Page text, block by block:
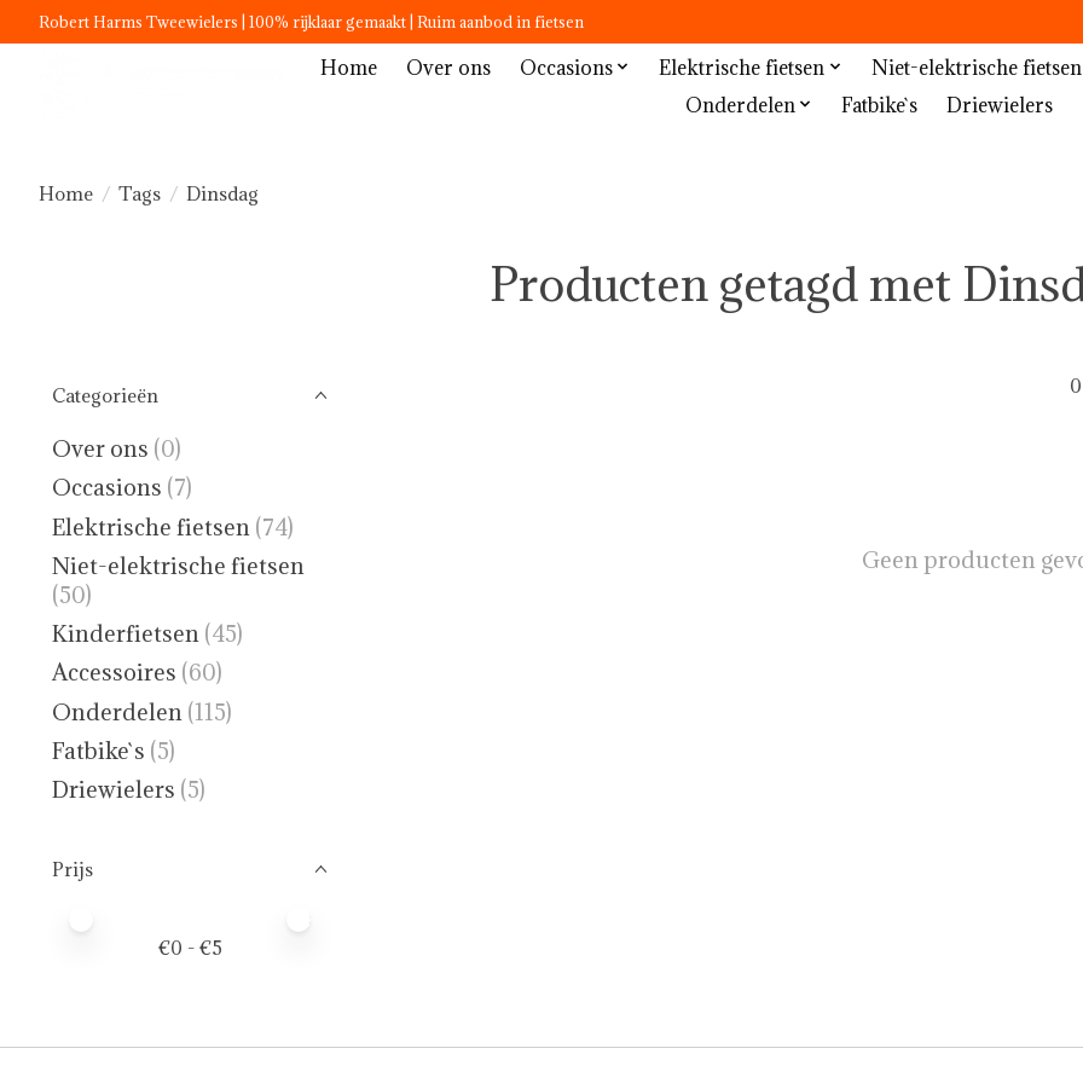
Robert Harms Tweewielers | 100% rijklaar gemaakt | Ruim aanbod in fietsen
Home Over ons Occasions Elektrische fietsen Niet-elektrische fietsen
Onderdelen
Fatbike`s Driewielers
Home / Tags / Dinsdag
Producten getagd met
Categorieën
Over ons (0)
Occasions (7)
Elektrische fietsen (74)
Niet-elektrische fietsen
(50)
Kinderfietsen (45)
Accessoires (60)
Onderdelen (115)
Fatbike`s (5)
Driewielers (5)
Prijs
€0 - €5
Geen producten